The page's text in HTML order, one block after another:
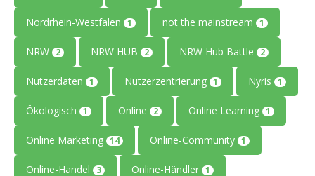
Nordrhein-Westfalen 1 not the mainstream 1
NRW 2 NRW HUB 2 NRW Hub Battle 2
Nutzerdaten 1 Nutzerzentrierung 1 Nyris 1
Ökologisch 1 Online 2 Online Learning 1
Online Marketing 14 Online-Community 1
Online-Handel 3 Online-Händler 1